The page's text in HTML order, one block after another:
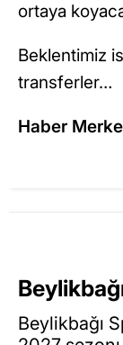
ortaya
Beklentimiz
transferler…
Haber
Beylikbağı